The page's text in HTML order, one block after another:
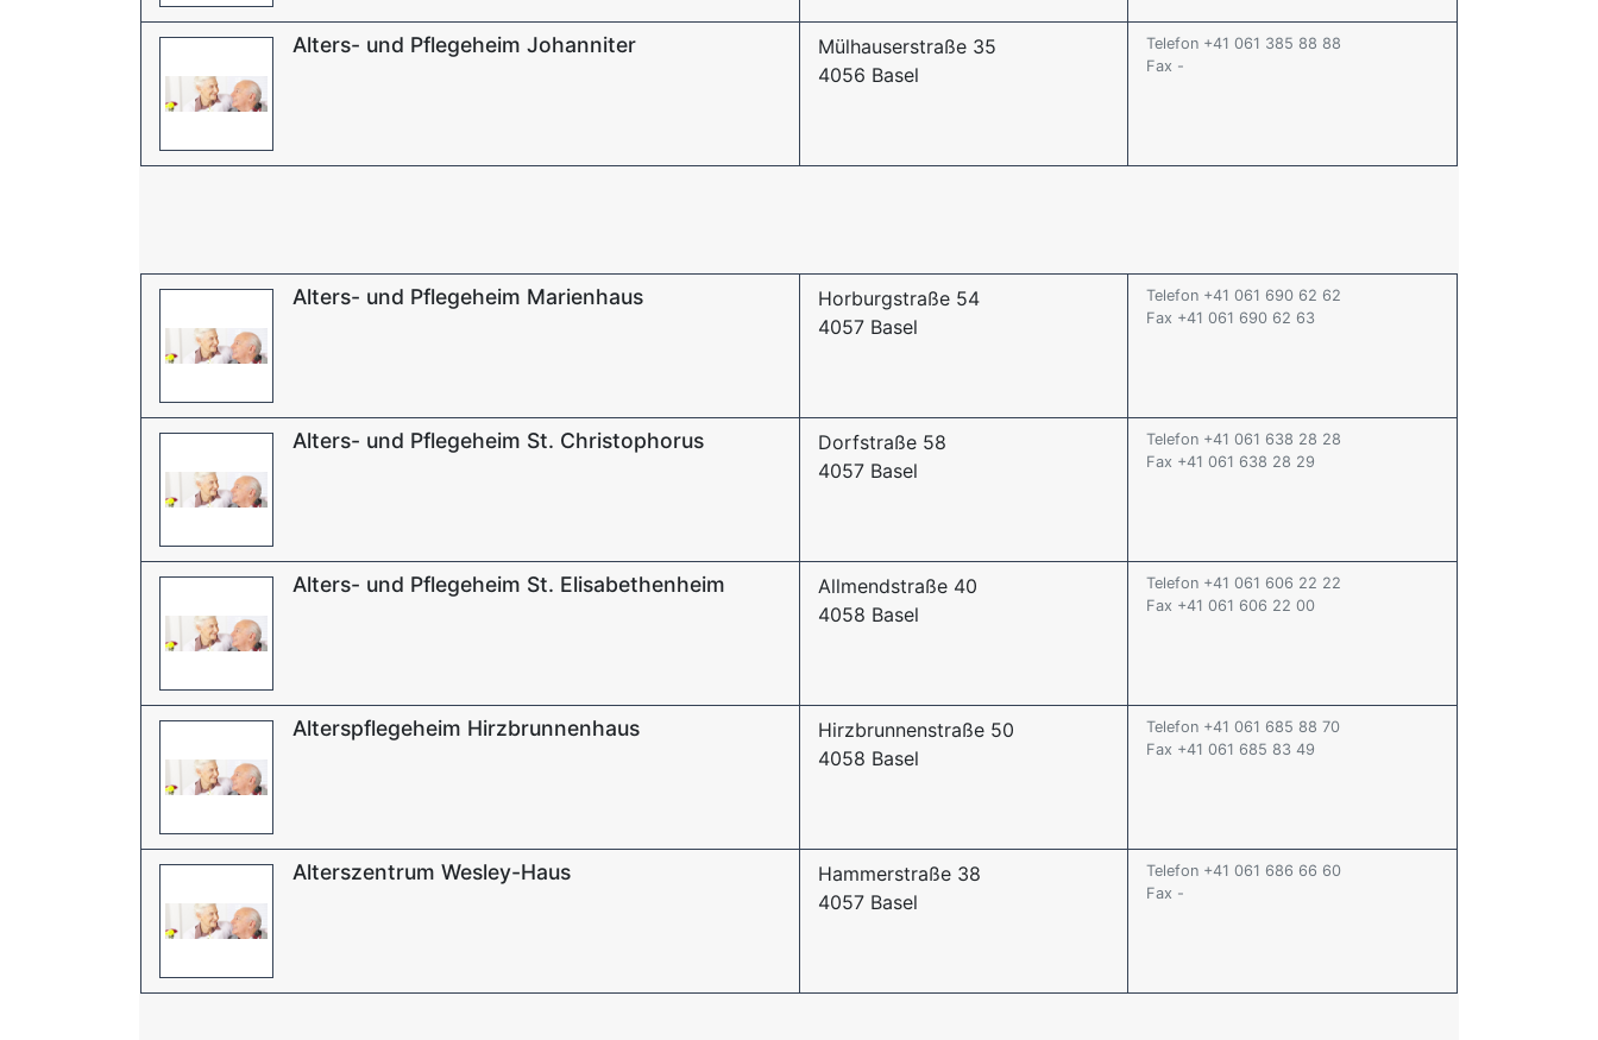
Alters- und Pflegeheim Johanniter
Mülhauserstraße 35
4056 Basel
Telefon +41 061 385 88 88
Fax -
Alters- und Pflegeheim Marienhaus
Horburgstraße 54
4057 Basel
Telefon +41 061 690 62 62
Fax +41 061 690 62 63
Alters- und Pflegeheim St. Christophorus
Dorfstraße 58
4057 Basel
Telefon +41 061 638 28 28
Fax +41 061 638 28 29
Alters- und Pflegeheim St. Elisabethenheim
Allmendstraße 40
4058 Basel
Telefon +41 061 606 22 22
Fax +41 061 606 22 00
Alterspflegeheim Hirzbrunnenhaus
Hirzbrunnenstraße 50
4058 Basel
Telefon +41 061 685 88 70
Fax +41 061 685 83 49
Alterszentrum Wesley-Haus
Hammerstraße 38
4057 Basel
Telefon +41 061 686 66 60
Fax -